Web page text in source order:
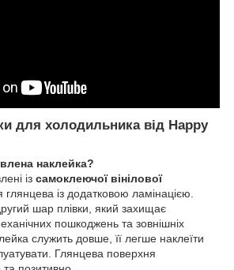
для холодильника від Happy
наклейка?
із самоклеючої вінілової
глянцева із додатковою ламінацією.
шар плівки, який захищає
пошкоджень та зовнішніх
служить довше, її легше наклеїти
Глянцева поверхня